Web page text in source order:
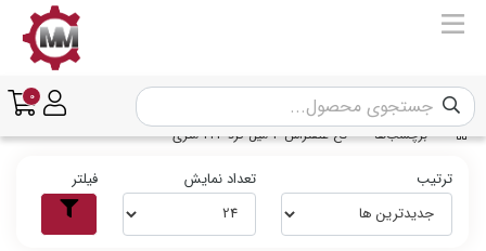
0
برچسب‌ها نخ علفتراش 3 میل گرد 223 متری
ترتیب تعداد نمایش فیلتر